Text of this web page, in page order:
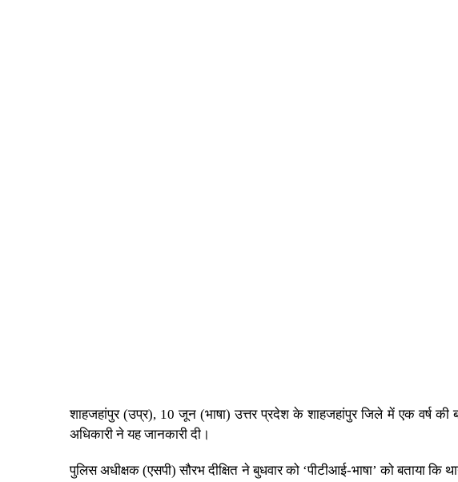
शाहजहांपुर (उप्र), 10 जून (भाषा) उत्तर प्रदेश के शाहजहांपुर जिले में एक वर्ष
अधिकारी ने यह जानकारी दी।
पुलिस अधीक्षक (एसपी) सौरभ दीक्षित ने बुधवार को ‘पीटीआई-भाषा’ को बताया